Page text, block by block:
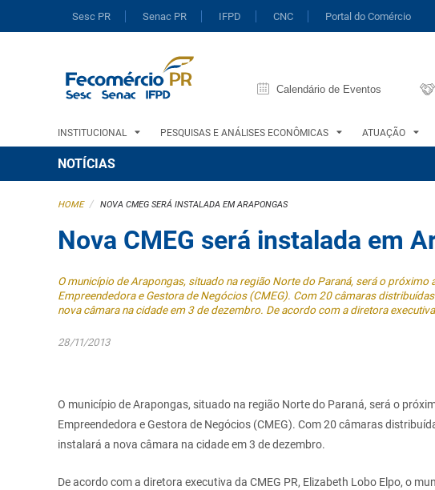
Sesc PR Senac PR IFPD CNC Portal do Comércio
Calendário de Eventos
INSTITUCIONAL PESQUISAS E ANÁLISES ECONÔMICAS ATUAÇÃO
NOTÍCIAS
HOME / NOVA CMEG SERÁ INSTALADA EM ARAPONGAS
Nova CMEG será instalada em
O município de Arapongas, situado na região Norte do Paraná, será o próximo
Empreendedora e Gestora de Negócios (CMEG). Com 20 câmaras
nova câmara na cidade em 3 de dezembro. De acordo com a diretora
28/11/2013
O município de Arapongas, situado na região Norte do Paraná, será o
Empreendedora e Gestora de Negócios (CMEG). Com 20 câmaras
instalará a nova câmara na cidade em 3 de dezembro.
De acordo com a diretora executiva da CMEG PR, Elizabeth Lobo Elpo, o